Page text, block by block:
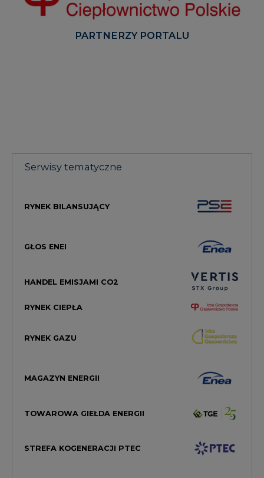
PARTNERZY PORTALU
Serwisy tematyczne
RYNEK BILANSUJĄCY
GŁOS ENEI
HANDEL EMISJAMI CO2
RYNEK CIEPŁA
RYNEK GAZU
MAGAZYN ENERGII
TOWAROWA GIEŁDA ENERGII
STREFA KOGENERACJI PTEC